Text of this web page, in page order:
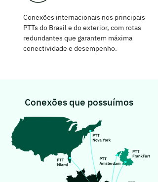
Conexões internacionais nos principais
PTTs do Brasil e do exterior, com rotas
redundantes que garantem máxima
conectividade e desempenho.
Conexões que possuímos